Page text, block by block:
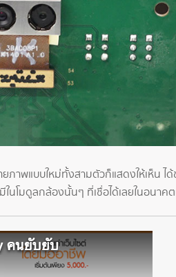
าพแบบใหม่ทั้งสามตัวก็แสดงให้เห็
นโมดูลกล้องนั้นๆ ที่เชื่อได้เลยในอนา